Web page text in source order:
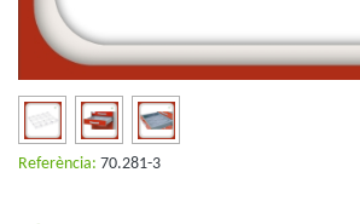
Referència: 70.281-3